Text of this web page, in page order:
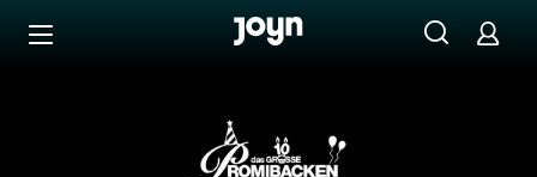
Zum Inhalt springen
Vegane Gebäcke und